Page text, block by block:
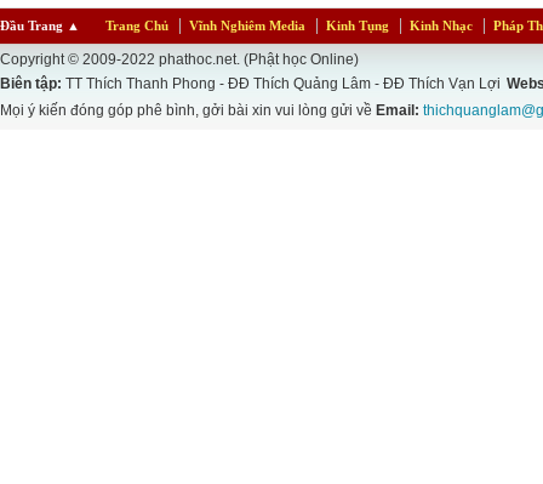
Đầu Trang ▲ Trang Chủ Vĩnh Nghiêm Media Kinh Tụng Kinh Nhạc Pháp
Copyright © 2009-2022 phathoc.net. (Phật học Online)
Biên tập: TT Thích Thanh Phong - ĐĐ Thích Quảng Lâm - ĐĐ Thích Vạn Lợi
Mọi ý kiến đóng góp phê bình, gởi bài xin vui lòng gửi về Email: